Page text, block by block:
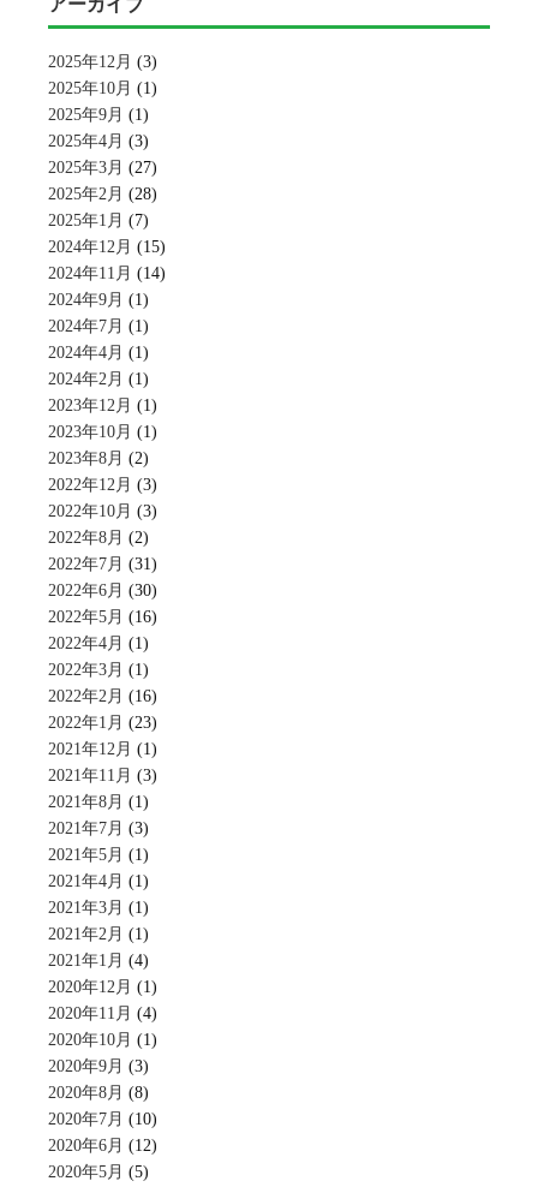
アーカイブ
2025年12月 (3)
2025年10月 (1)
2025年9月 (1)
2025年4月 (3)
2025年3月 (27)
2025年2月 (28)
2025年1月 (7)
2024年12月 (15)
2024年11月 (14)
2024年9月 (1)
2024年7月 (1)
2024年4月 (1)
2024年2月 (1)
2023年12月 (1)
2023年10月 (1)
2023年8月 (2)
2022年12月 (3)
2022年10月 (3)
2022年8月 (2)
2022年7月 (31)
2022年6月 (30)
2022年5月 (16)
2022年4月 (1)
2022年3月 (1)
2022年2月 (16)
2022年1月 (23)
2021年12月 (1)
2021年11月 (3)
2021年8月 (1)
2021年7月 (3)
2021年5月 (1)
2021年4月 (1)
2021年3月 (1)
2021年2月 (1)
2021年1月 (4)
2020年12月 (1)
2020年11月 (4)
2020年10月 (1)
2020年9月 (3)
2020年8月 (8)
2020年7月 (10)
2020年6月 (12)
2020年5月 (5)